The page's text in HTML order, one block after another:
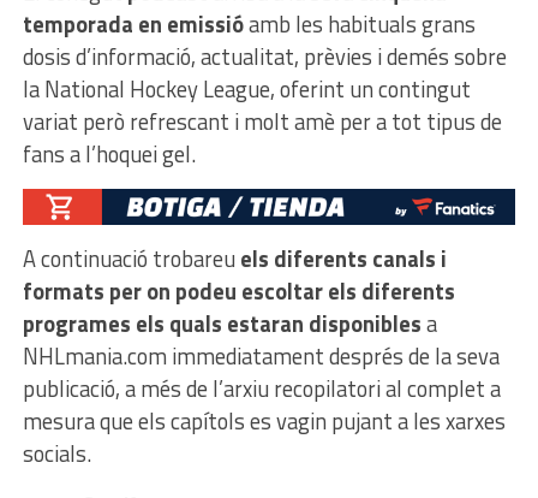
temporada en emissióamb les habituals grans
dosis d’informació, actualitat, prèvies i demés sobre
la National Hockey League, oferint un contingut
variat però refrescant i molt amè per a tot tipus de
fans a l’hoquei gel.
A continuació trobareu els diferents canals i
formats per on podeu escoltar els diferents
programes els quals estaran disponiblesa
NHLmania.com immediatament després de la seva
publicació, a més de l’arxiu recopilatori al complet a
mesura que els capítols es vagin pujant a les xarxes
socials.